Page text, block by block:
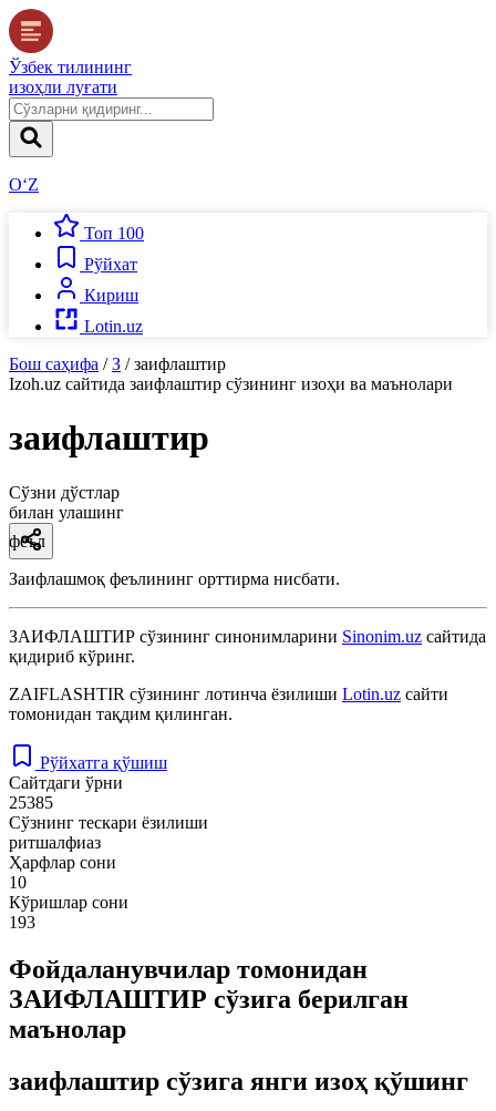
Ўзбек тилининг
изоҳли луғати
O‘Z
Топ 100
Рўйхат
Кириш
Lotin.uz
Бош саҳифа / З / заифлаштир
Izoh.uz сайтида заифлаштир сўзининг изоҳи ва маънолари
заифлаштир
Сўзни дўстлар
билан улашинг
феъл
Заифлашмоқ феълининг орттирма нисбати.
ЗАИФЛАШТИР сўзининг синонимларини Sinonim.uz сайтида
қидириб кўринг.
ZAIFLASHTIR сўзининг лотинча ёзилиши Lotin.uz сайти
томонидан тақдим қилинган.
Рўйхатга қўшиш
Сайтдаги ўрни
25385
Сўзнинг тескари ёзилиши
ритшалфиаз
Ҳарфлар сони
10
Кўришлар сони
193
Фойдаланувчилар томонидан
ЗАИФЛАШТИР сўзига берилган
маънолар
заифлаштир сўзига янги изоҳ қўшинг